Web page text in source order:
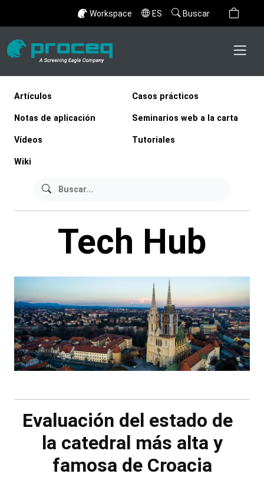
Workspace ES Buscar
Artículos Casos prácticos
Notas de aplicación Seminarios web a la carta
Vídeos Tutoriales
Wiki
Tech Hub
Evaluación del estado de
la catedral más alta y
famosa de Croacia